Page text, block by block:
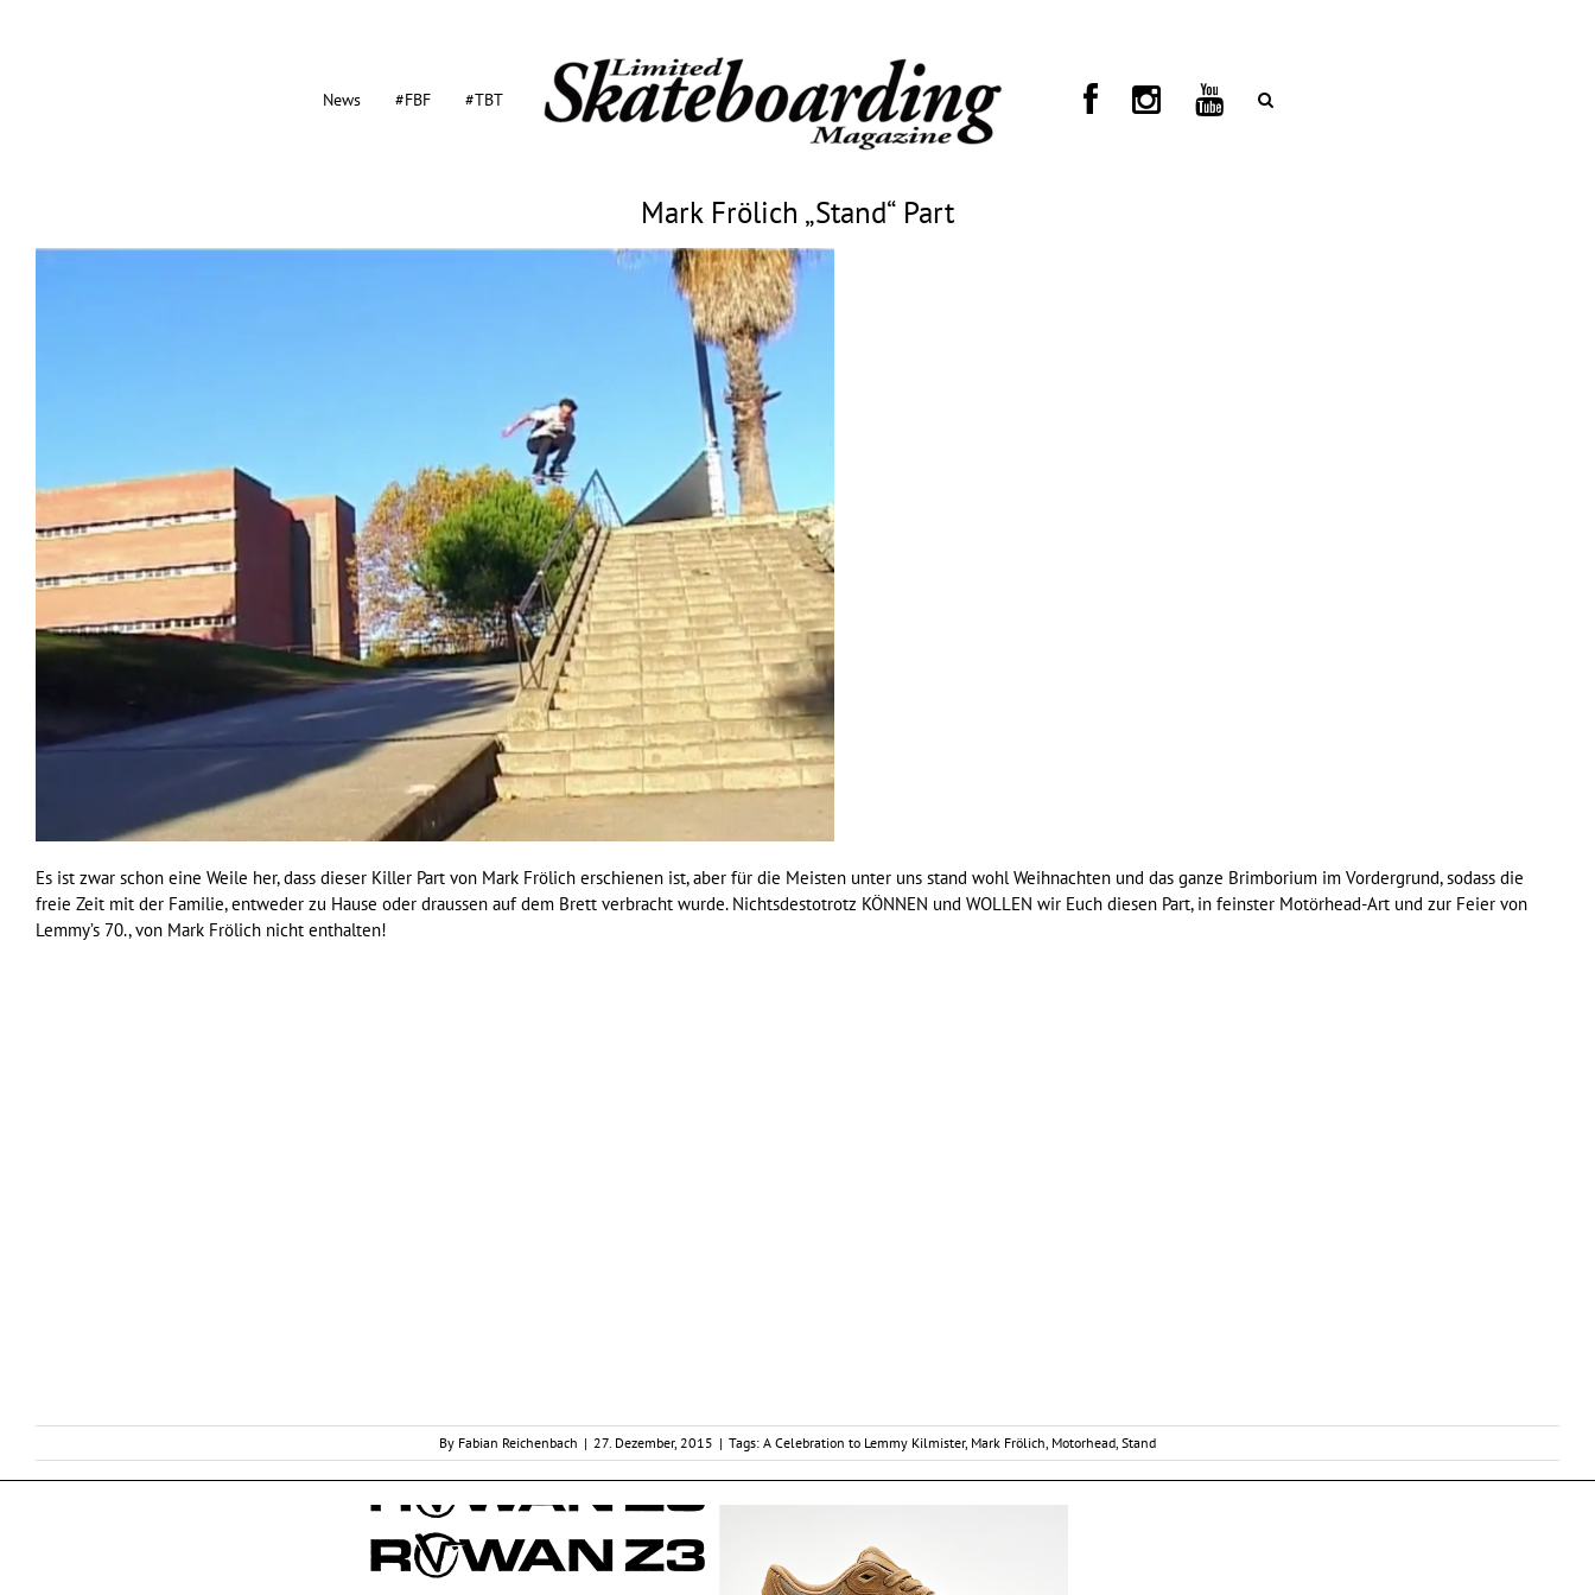
News #FBF #TBT
Mark Frölich „Stand“ Part
Es ist zwar schon eine Weile her, dass dieser Killer Part von Mark Frölich erschienen ist, aber für die Meisten unter uns stand wohl Weihnachten und das ganze Brimborium im Vordergrund, sodass die
freie Zeit mit der Familie, entweder zu Hause oder draussen auf dem Brett verbracht wurde. Nichtsdestotrotz KÖNNEN und WOLLEN wir Euch diesen Part, in feinster Motörhead-Art und zur Feier von
Lemmy’s 70., von Mark Frölich nicht enthalten!
By Fabian Reichenbach | 27. Dezember, 2015 | Tags: A Celebration to Lemmy Kilmister, Mark Frölich Motorhead Stand